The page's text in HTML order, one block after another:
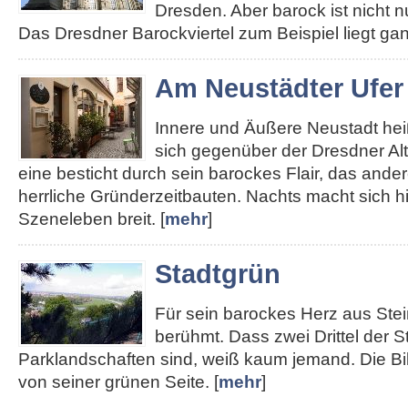
Dresden. Aber barock ist nicht
Das Dresdner Barockviertel zum Beispiel liegt
Am Neustädter Ufer
Innere und Äußere Neustadt
sich gegenüber der Dresdner
eine besticht durch sein barockes Flair, das
herrliche Gründerzeitbauten. Nachts macht sich
Szeneleben breit. [mehr]
Stadtgrün
Für sein barockes Herz aus
berühmt. Dass zwei Drittel der
Parklandschaften sind, weiß kaum jemand. Die
von seiner grünen Seite. [mehr]